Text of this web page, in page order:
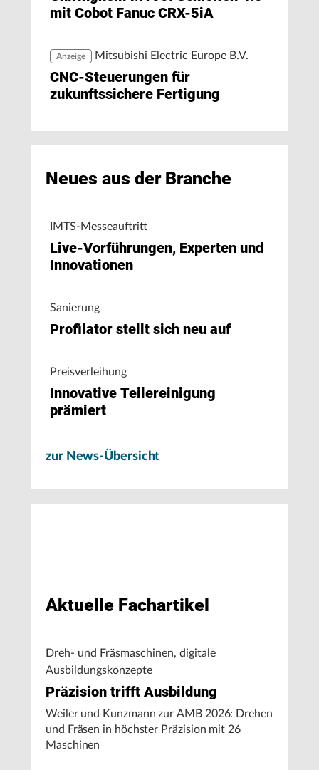
mit Cobot Fanuc CRX-5iA
Anzeige Mitsubishi Electric Europe B.V.
CNC-Steuerungen für
zukunftssichere Fertigung
Neues aus der Branche
IMTS-Messeauftritt
Live-Vorführungen, Experten und
Innovationen
Sanierung
Profilator stellt sich neu auf
Preisverleihung
Innovative Teilereinigung
prämiert
zur News-Übersicht
Aktuelle Fachartikel
Dreh- und Fräsmaschinen, digitale
Ausbildungskonzepte
Präzision trifft Ausbildung
Weiler und Kunzmann zur AMB 2026: Drehen
und Fräsen in höchster Präzision mit 26
Maschinen